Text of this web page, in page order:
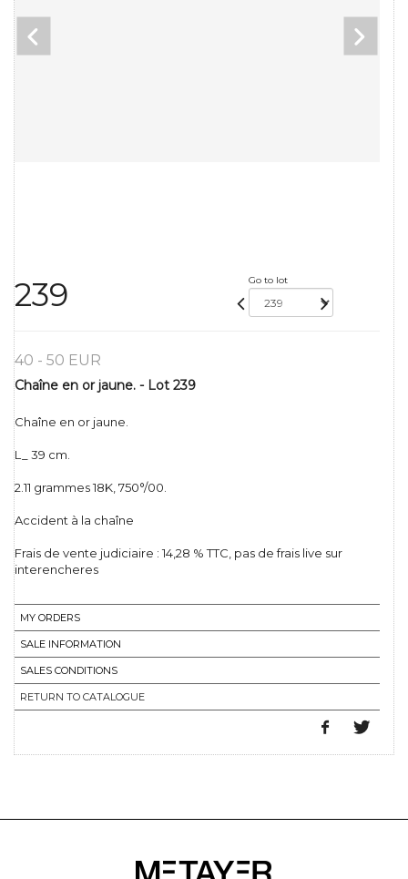
239 Go to lot
40 - 50 EUR
Chaîne en or jaune. - Lot 239
Chaîne en or jaune.
L_ 39 cm.
2.11 grammes 18K, 750°/00.
Accident à la chaîne
Frais de vente judiciaire : 14,28 % TTC, pas de frais live sur
interencheres
MY ORDERS
SALE INFORMATION
SALES CONDITIONS
RETURN TO CATALOGUE